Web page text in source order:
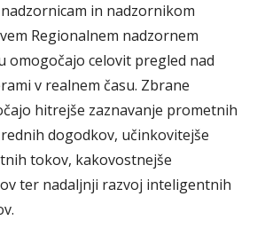
in nadzornikom
Regionalnem nadzornem
omogočajo celovit pregled nad
v realnem času. Zbrane
hitrejše zaznavanje prometnih
dogodkov, učinkovitejše
tokov, kakovostnejše
ter nadaljnji razvoj inteligentnih